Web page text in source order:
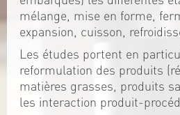
mélange, mise en forme,
expansion, cuisson,
Les études portent en
reformulation des produits
matières grasses, produits
les interaction produit-